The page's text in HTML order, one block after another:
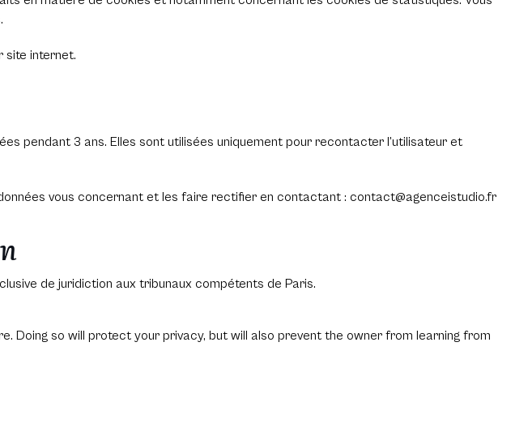
site internet.
pendant 3 ans. Elles sont utilisées uniquement pour recontacter l’utilisateur et
vous concernant et les faire rectifier en contactant : contact@agenceistudio.fr
de juridiction aux tribunaux compétents de Paris.
Doing so will protect your privacy, but will also prevent the owner from learning from